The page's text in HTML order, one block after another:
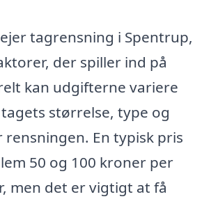
tagrensning i Spentrup,
der spiller ind på
kan udgifterne variere
størrelse, type og
En typisk pris
50 og 100 kroner per
men det er vigtigt at få